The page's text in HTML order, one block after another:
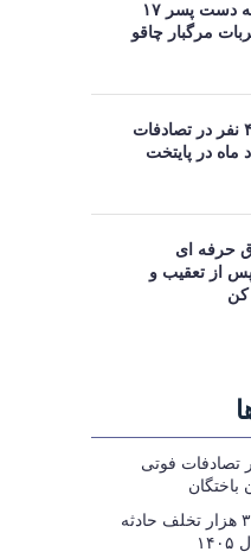
محله مجیدیه به دست پسر ۱۷
مرگبار چاقو
گزارش مرگ ۴ نفر در تصادفات
ماه در پایتخت
حرفه‌ ای
از تعقیب و
کن
تصادفات فوتی
اعمال قانون پلیس برای ۳۲۵ هزار تخلف حادثه